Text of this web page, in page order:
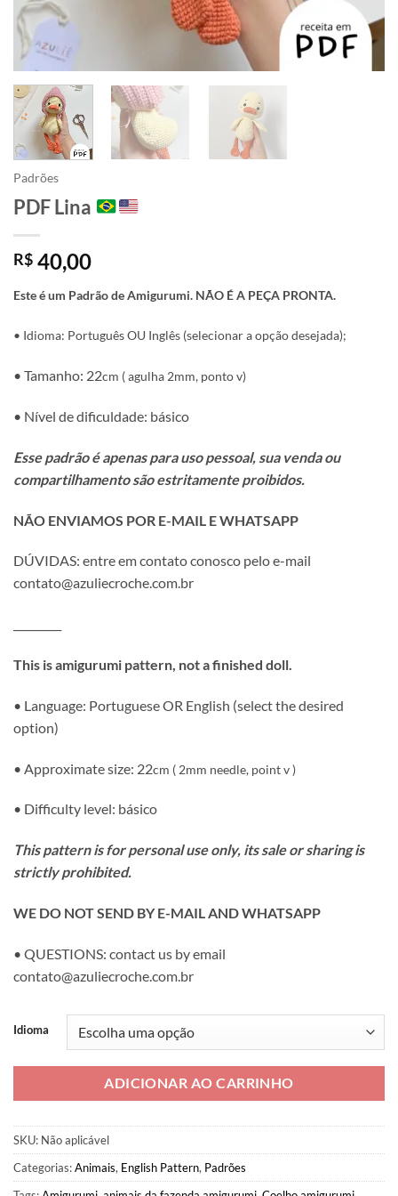
Padrões
PDF Lina
R$ 40,00
Este é um Padrão de Amigurumi. NÃO É A PEÇA PRONTA.
• Idioma: Português OU Inglês (selecionar a opção desejada);
• Tamanho: 22cm ( agulha 2mm, ponto v)
• Nível de dificuldade: básico
Esse padrão é apenas para uso pessoal, sua venda ou
compartilhamento são estritamente proibidos.
NÃO ENVIAMOS POR E-MAIL E WHATSAPP
DÚVIDAS: entre em contato conosco pelo e-mail
contato@azuliecroche.com.br
This is amigurumi pattern, not a finished doll.
• Language: Portuguese OR English (select the desired
option)
• Approximate size: 22cm ( 2mm needle, point v )
• Difficulty level: básico
This pattern is for personal use only, its sale or sharing is
strictly prohibited.
WE DO NOT SEND BY E-MAIL AND WHATSAPP
• QUESTIONS: contact us by email
contato@azuliecroche.com.br
Idioma
ADICIONAR AO CARRINHO
SKU: Não aplicável
Categorias:Animais, English Pattern, Padrões